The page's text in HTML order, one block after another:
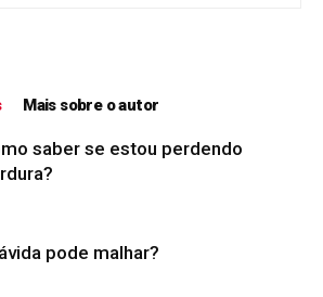
Mais sobre o autor
saber se estou perdendo
pode malhar?